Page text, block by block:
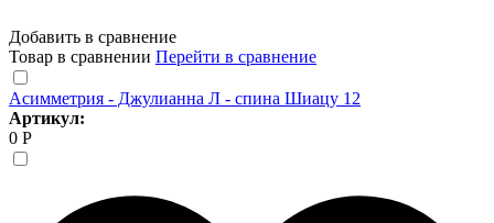
Добавить в сравнение
Товар в сравнении Перейти в сравнение
Асимметрия - Джулианна Л - спина Шиацу 12
Артикул:
0 Р